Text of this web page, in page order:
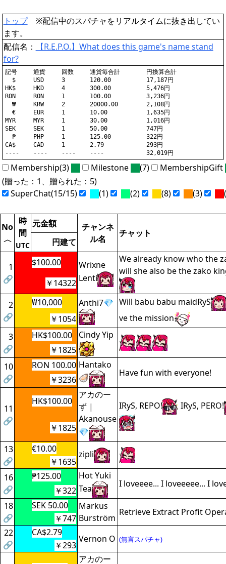
トップ※配信中のスパチャをリアルタイムに抜き出してい
ます。
配信名：
【R.E.P.O.】What does this game's name stand
for?
記号	通貨	回数	通貨毎合計	円換算合計
  $	USD	3	120.00		17,187円
HK$	HKD	4	300.00		5,476円
RON	RON	1	100.00		3,236円
  ₩	KRW	2	20000.00	2,108円
  €	EUR	1	10.00		1,635円
MYR	MYR	1	30.00		1,016円
SEK	SEK	1	50.00		747円
  ₱	PHP	1	125.00		322円
CA$	CAD	1	2.79		293円
Membership(3) Milestone (7)
MembershipGift
(贈った：1、贈られた：5)
SuperChat(15/15)
(1) (2) (8) (3)
No
〈
時
間
UTC
元金額
チャンネ
ル名
チャット
円建て
1
🔗
$100.00
Wrixne
Lenti
We already know who the
will she also be the zako
￥14322
2
🔗
₩10,000 Anthi7💎 Will babu babu maidRyS
ve the mission
￥1054
3
🔗
HK$100.00
Cindy Yip
￥1825
10
🔗
RON 100.00 Hantako
🦪
Have fun with everyone!
￥3236
11
🔗
HK$100.00
アカのー
ず |
Akanouse
💎
IRyS, REPO!
IRyS, PERO!
￥1825
13
🔗
€10.00
zipli
￥1635
16
🔗
₱125.00
Hot Yuki
Tea
I loveeee... I loveeeee... I
￥322
18
🔗
SEK 50.00
Markus
Burström
Retrieve Extract Profit
￥747
22
🔗
CA$2.79
Vernon O (無言スパチャ)
￥293
アカのー